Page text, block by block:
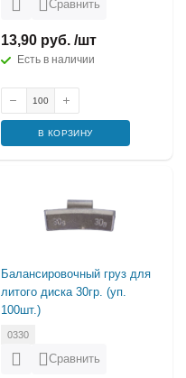
Сравнить
13,90 руб. /шт
Есть в наличии
В КОРЗИНУ
Балансировочный груз для
литого диска 30гр. (уп.
100шт.)
0330
Сравнить